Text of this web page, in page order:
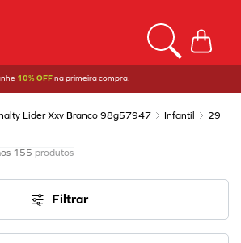
10% OFFna primeira compra.
Lider Xxv Branco 98g57947 Infantil 29
155 produtos
Filtrar